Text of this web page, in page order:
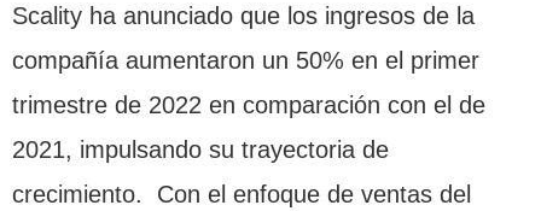
Scality ha anunciado que los ingresos de la
compañía aumentaron un 50% en el primer
trimestre de 2022 en comparación con el de
2021, impulsando su trayectoria de
crecimiento. Con el enfoque de ventas del